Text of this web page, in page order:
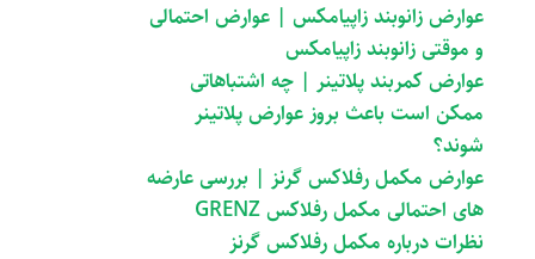
عوارض زانوبند زاپیامکس | عوارض احتمالی
و موقتی زانوبند زاپیامکس
عوارض کمربند پلاتینر | چه اشتباهاتی
ممکن است باعث بروز عوارض پلاتینر
شوند؟
عوارض مکمل رفلاکس گرنز | بررسی عارضه
های احتمالی مکمل رفلاکس GRENZ
نظرات درباره مکمل رفلاکس گرنز